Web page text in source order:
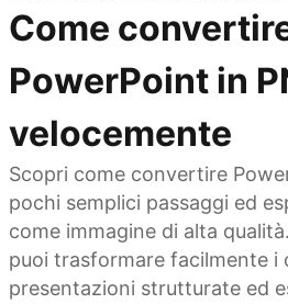
Come
PowerPoint in
velocemente
Scopri come convertire
pochi semplici passaggi ed
come immagine di alta
puoi trasformare facilmente i
presentazioni strutturate ed